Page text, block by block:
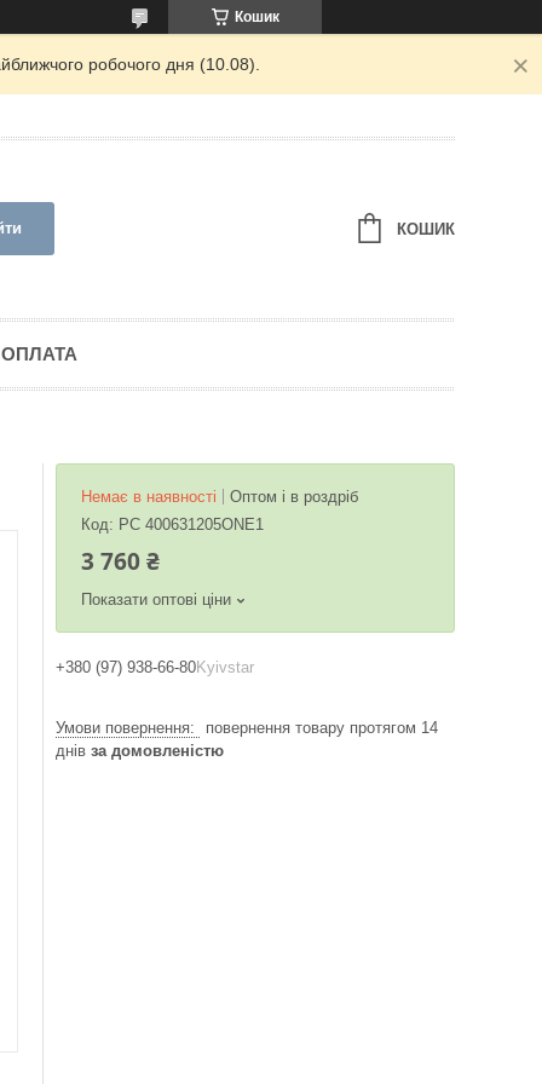
Кошик
робочого дня (10.08).
КОШИК
Немає в наявності
Оптом і в роздріб
Код: PC 400631205ONE1
3 760 ₴
Показати оптові ціни
+380 (97) 938-66-80Kyivstar
повернення товару протягом 14
днів за домовленістю